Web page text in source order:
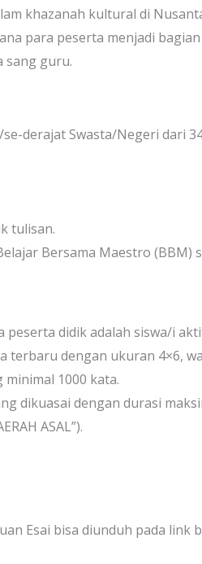
khazanah kultural di
para peserta menjadi
sang guru.
derajat Swasta/Negeri dari
tulisan.
Bersama Maestro (BBM)
didik adalah siswa/i
terbaru dengan ukuran 4×6,
1000 kata.
dikuasai dengan durasi
ASAL”).
Esai bisa diunduh pada link